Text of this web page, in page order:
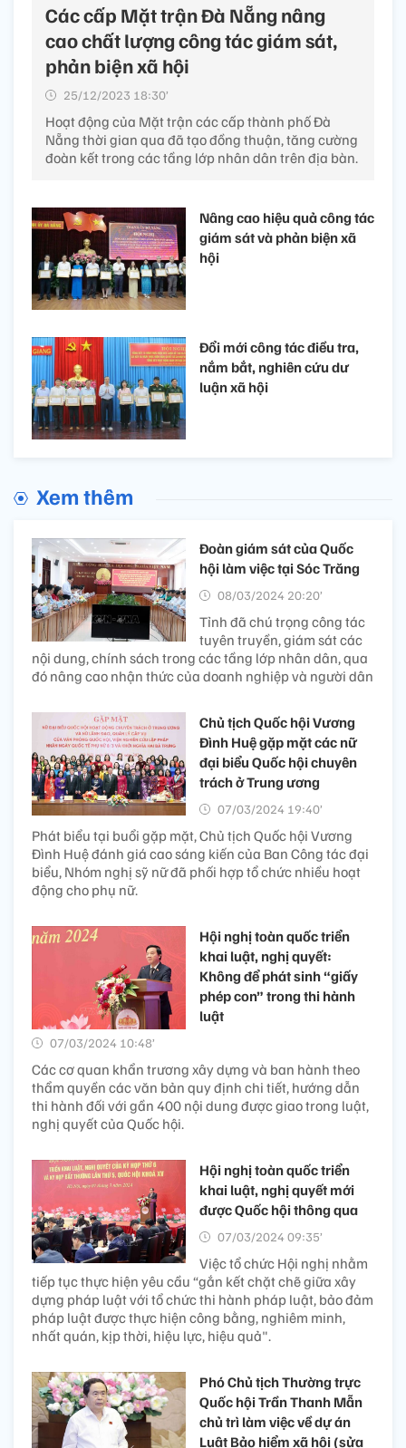
Các cấp Mặt trận Đà Nẵng nâng
cao chất lượng công tác giám sát,
phản biện xã hội
25/12/2023 18:30’
Hoạt động của Mặt trận các cấp thành phố Đà
Nẵng thời gian qua đã tạo đồng thuận, tăng cường
đoàn kết trong các tầng lớp nhân dân trên địa bàn.
Nâng cao hiệu quả công tác
giám sát và phản biện xã
hội
Đổi mới công tác điều tra,
nắm bắt, nghiên cứu dư
luận xã hội
Xem thêm
Đoàn giám sát của Quốc
hội làm việc tại Sóc Trăng
08/03/2024 20:20’
Tỉnh đã chú trọng công tác
tuyên truyền, giám sát các
nội dung, chính sách trong các tầng lớp nhân dân, qua
đó nâng cao nhận thức của doanh nghiệp và người dân
Chủ tịch Quốc hội Vương
Đình Huệ gặp mặt các nữ
đại biểu Quốc hội chuyên
trách ở Trung ương
07/03/2024 19:40’
Phát biểu tại buổi gặp mặt, Chủ tịch Quốc hội Vương
Đình Huệ đánh giá cao sáng kiến của Ban Công tác đại
biểu, Nhóm nghị sỹ nữ đã phối hợp tổ chức nhiều hoạt
động cho phụ nữ.
Hội nghị toàn quốc triển
khai luật, nghị quyết:
Không để phát sinh “giấy
phép con” trong thi hành
luật
07/03/2024 10:48’
Các cơ quan khẩn trương xây dựng và ban hành theo
thẩm quyền các văn bản quy định chi tiết, hướng dẫn
thi hành đối với gần 400 nội dung được giao trong luật,
nghị quyết của Quốc hội.
Hội nghị toàn quốc triển
khai luật, nghị quyết mới
được Quốc hội thông qua
07/03/2024 09:35’
Việc tổ chức Hội nghị nhằm
tiếp tục thực hiện yêu cầu “gắn kết chặt chẽ giữa xây
dựng pháp luật với tổ chức thi hành pháp luật, bảo đảm
pháp luật được thực hiện công bằng, nghiêm minh,
nhất quán, kịp thời, hiệu lực, hiệu quả".
Phó Chủ tịch Thường trực
Quốc hội Trần Thanh Mẫn
chủ trì làm việc về dự án
Luật Bảo hiểm xã hội (sửa